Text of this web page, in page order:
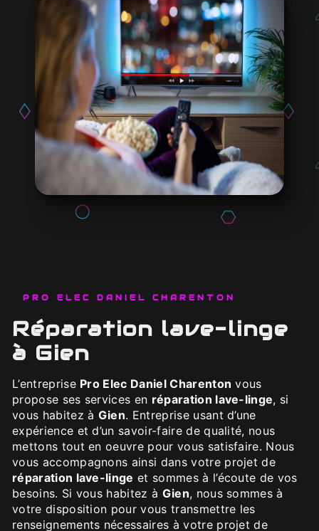
PRO ELEC DANIEL CHARENTON
réparation lave-linge
à Gien
L’entreprise Pro Elec Daniel Charenton vous
propose ses services en réparation lave-linge, si
vous habitez à Gien. Entreprise usant d’une
expérience et d’un savoir-faire de qualité, nous
mettons tout en oeuvre pour vous satisfaire. Nous
vous accompagnons ainsi dans votre projet de
réparation lave-linge et sommes à l’écoute de vos
besoins. Si vous habitez à Gien, nous sommes à
votre disposition pour vous transmettre les
renseignements nécessaires à votre projet de